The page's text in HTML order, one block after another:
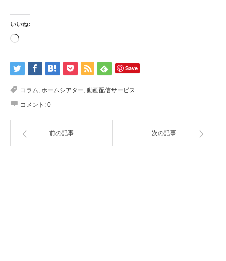
いいね:
読
中…
Save
コラム, ホームシアター, 動画配信サービス
コメント: 0
前の記事 次の記事